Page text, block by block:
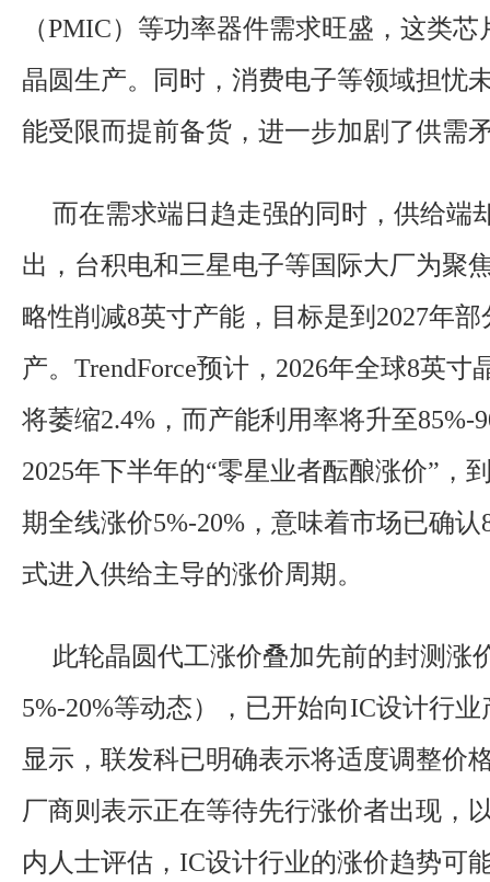
（PMIC）等功率器件需求旺盛，这类
晶圆生产。同时，消费电子等领域担忧
能受限而提前备货，进一步加剧了供需
而在需求端日趋走强的同时，供给端
出，台积电和三星电子等国际大厂为聚
略性削减8英寸产能，目标是到2027年
产。TrendForce预计，2026年全球8英寸
将萎缩2.4%，而产能利用率将升至85%-
2025年下半年的“零星业者酝酿涨价”，
期全线涨价5%-20%，意味着市场已确
式进入供给主导的涨价周期。
此轮晶圆代工涨价叠加先前的封测涨
5%-20%等动态），已开始向IC设计行
显示，联发科已明确表示将适度调整价
厂商则表示正在等待先行涨价者出现，
内人士评估，IC设计行业的涨价趋势可